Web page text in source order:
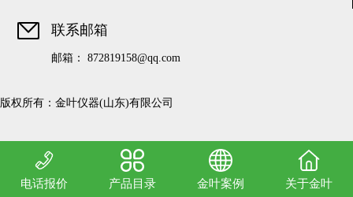
联系邮箱
邮箱： 872819158@qq.com
权所有：金叶仪器(山东)有限公司
电话报价 产品目录 金叶案例 关于金叶